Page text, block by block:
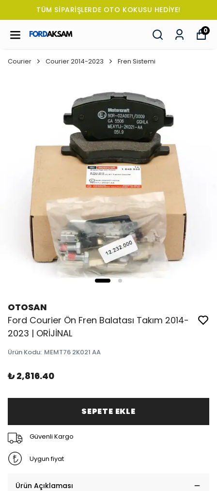
TÜM SİPARİŞLERDE OTO KOKUSU HEDİYE!
0
Courier Courier 2014-2023 Fren Sistemi
OTOSAN
Ford Courier Ön Fren Balatası Takım 2014-
2023 | ORİJİNAL
Ürün Kodu: MEMT76 2K021 AA
₺ 2,816.40
SEPETE EKLE
Güvenli Kargo
Uygun fiyat
Ürün Açıklaması